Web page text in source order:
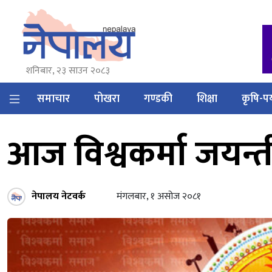
शनिबार, २३ साउन २०८३
समाचार पोखरा गण्डकी शिक्षा कृषि-
आज विश्वकर्मा
नेपालय नेटवर्क मंगलबार, १ असोज २०८१